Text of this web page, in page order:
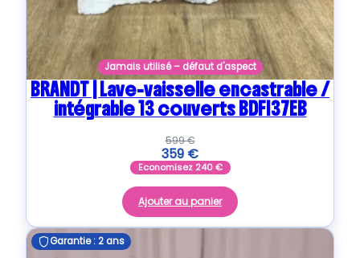
Jamais utilisé – défaut d'aspect
BRANDT | Lave-vaisselle encastrable /
intégrable 13 couverts BDFI37EB
599€
359 €
Economisez 240€
Ajouter au panier
Garantie : 2 ans